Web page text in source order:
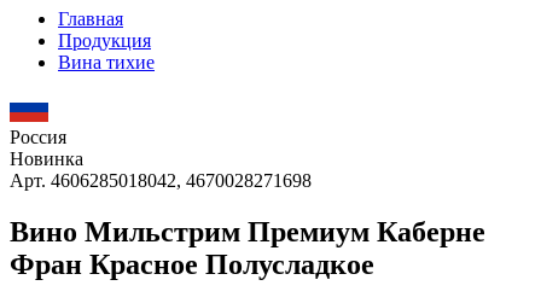
Главная
Продукция
Вина тихие
Россия
Новинка
Арт. 4606285018042, 4670028271698
Вино Мильстрим Премиум Каберне
Фран Красное Полусладкое